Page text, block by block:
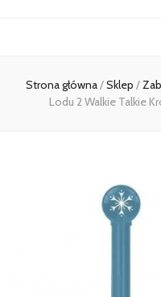
Strona główna/Sklep /
Lodu 2 Walkie Talkie